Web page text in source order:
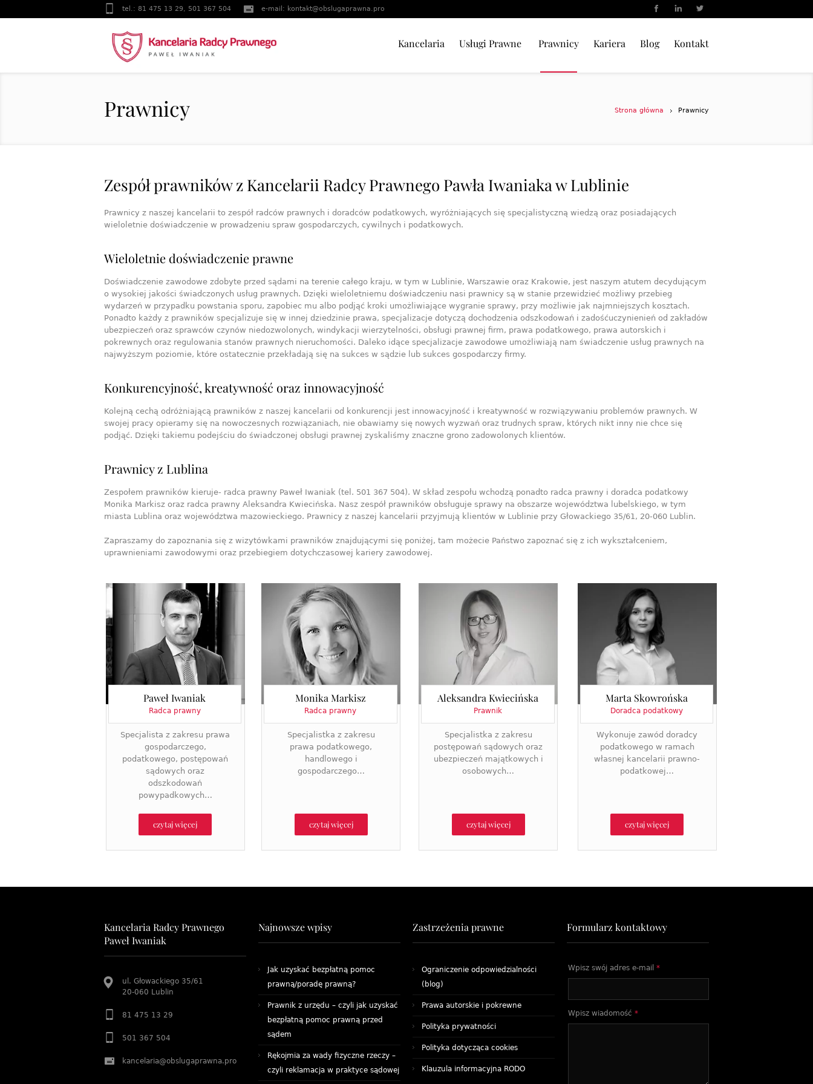
tel.: 81 475 13 29, 501 367 504 e-mail: kontakt@obslugaprawna.pro
Kancelaria Usługi Prawne Prawnicy Kariera Blog Kontakt
Prawnicy Strona główna Prawnicy
Zespół prawników z Kancelarii Radcy Prawnego Pawła Iwaniaka w Lublinie
Prawnicy z naszej kancelarii to zespół radców prawnych i doradców podatkowych, wyróżniających się specjalistyczną wiedzą oraz posiadających
wieloletnie doświadczenie w prowadzeniu spraw gospodarczych, cywilnych i podatkowych.
Wieloletnie doświadczenie prawne
Doświadczenie zawodowe zdobyte przed sądami na terenie całego kraju, w tym w Lublinie, Warszawie oraz Krakowie, jest naszym atutem decydującym
o wysokiej jakości świadczonych usług prawnych. Dzięki wieloletniemu doświadczeniu nasi prawnicy są w stanie przewidzieć możliwy przebieg
wydarzeń w przypadku powstania sporu, zapobiec mu albo podjąć kroki umożliwiające wygranie sprawy, przy możliwie jak najmniejszych kosztach.
Ponadto każdy z prawników specjalizuje się w innej dziedzinie prawa, specjalizacje dotyczą dochodzenia odszkodowań i zadośćuczynienień od zakładów
ubezpieczeń oraz sprawców czynów niedozwolonych, windykacji wierzytelności, obsługi prawnej firm, prawa podatkowego, prawa autorskich i
pokrewnych oraz regulowania stanów prawnych nieruchomości. Daleko idące specjalizacje zawodowe umożliwiają nam świadczenie usług prawnych na
najwyższym poziomie, które ostatecznie przekładają się na sukces w sądzie lub sukces gospodarczy firmy.
Konkurencyjność, kreatywność oraz innowacyjność
Kolejną cechą odróżniającą prawników z naszej kancelarii od konkurencji jest innowacyjność i kreatywność w rozwiązywaniu problemów prawnych. W
swojej pracy opieramy się na nowoczesnych rozwiązaniach, nie obawiamy się nowych wyzwań oraz trudnych spraw, których nikt inny nie chce się
podjąć. Dzięki takiemu podejściu do świadczonej obsługi prawnej zyskaliśmy znaczne grono zadowolonych klientów.
Prawnicy z Lublina
Zespołem prawników kieruje- radca prawny Paweł Iwaniak (tel. 501 367 504). W skład zespołu wchodzą ponadto radca prawny i doradca podatkowy
Monika Markisz oraz radca prawny Aleksandra Kwiecińska. Nasz zespół prawników obsługuje sprawy na obszarze województwa lubelskiego, w tym
miasta Lublina oraz województwa mazowieckiego. Prawnicy z naszej kancelarii przyjmują klientów w Lublinie przy Głowackiego 35/61, 20-060 Lublin.
Zapraszamy do zapoznania się z wizytówkami prawników znajdującymi się poniżej, tam możecie Państwo zapoznać się z ich wykształceniem,
uprawnieniami zawodowymi oraz przebiegiem dotychczasowej kariery zawodowej.
Paweł Iwaniak
Radca prawny
Specjalista z zakresu prawa
gospodarczego,
podatkowego, postępowań
sądowych oraz
odszkodowań
powypadkowych…
czytaj więcej
Monika Markisz
Radca prawny
Specjalistka z zakresu
prawa podatkowego,
handlowego i
gospodarczego…
czytaj więcej
Aleksandra Kwiecińska
Prawnik
Specjalistka z zakresu
postępowań sądowych oraz
ubezpieczeń majątkowych i
osobowych…
czytaj więcej
Marta Skowrońska
Doradca podatkowy
Wykonuje zawód doradcy
podatkowego w ramach
własnej kancelarii prawno-
podatkowej…
czytaj więcej
Kancelaria Radcy Prawnego
Paweł Iwaniak
ul. Głowackiego 35/61
20-060 Lublin
81 475 13 29
501 367 504
kancelaria@obslugaprawna.pro
Najnowsze wpisy
Jak uzyskać bezpłatną pomoc
prawną/poradę prawną?
Prawnik z urzędu – czyli jak uzyskać
bezpłatną pomoc prawną przed
sądem
Rękojmia za wady fizyczne rzeczy –
czyli reklamacja w praktyce sądowej
Zastrzeżenia prawne
Ograniczenie odpowiedzialności
(blog)
Prawa autorskie i pokrewne
Polityka prywatności
Polityka dotycząca cookies
Klauzula informacyjna RODO
Formularz kontaktowy
Wpisz swój adres e-mail *
Wpisz wiadomość *